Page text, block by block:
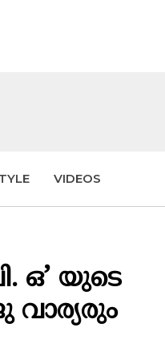
VIDEOS
ഒ’ യുടെ
വാര്യരും